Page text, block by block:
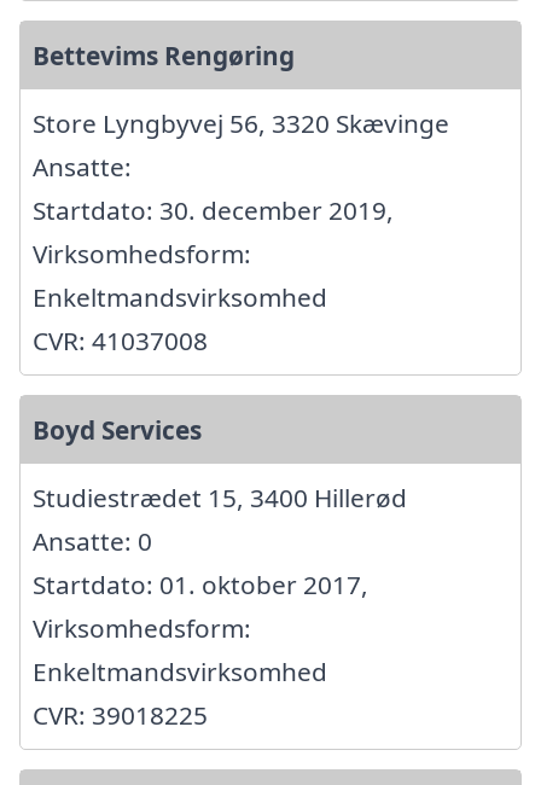
Bettevims Rengøring
Store Lyngbyvej 56, 3320 Skævinge
Ansatte:
Startdato: 30. december 2019,
Virksomhedsform:
Enkeltmandsvirksomhed
CVR: 41037008
Boyd Services
Studiestrædet 15, 3400 Hillerød
Ansatte: 0
Startdato: 01. oktober 2017,
Virksomhedsform:
Enkeltmandsvirksomhed
CVR: 39018225